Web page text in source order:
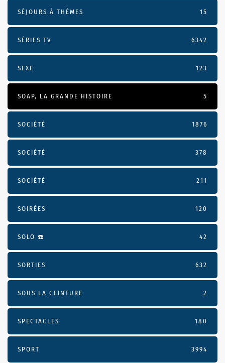
SÉJOURS À THÈMES 15
SÉRIES TV 6342
SEXE 123
SOAP, LA GRANDE HISTOIRE 5
SOCIÉTÉ 1876
SOCIÉTÉ 378
SOCIÉTÉ 211
SOIRÉES 120
SOLO ☎️ 42
SORTIES 632
SOUS LA CEINTURE 2
SPECTACLES 180
SPORT 3994